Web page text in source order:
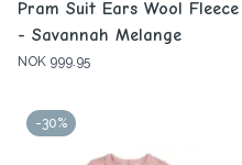
Pram Suit Ears Wool Fleece
- Savannah Melange
NOK 999.95
-30%